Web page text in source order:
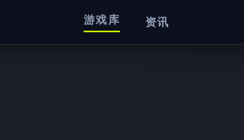
游戏库 资讯